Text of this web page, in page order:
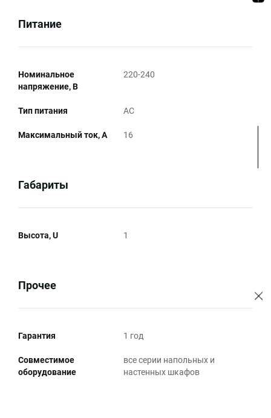
Питание
Номинальное
напряжение, В
220-240
Тип питания AC
Максимальный ток, А 16
Габариты
Высота, U 1
Прочее
Гарантия 1 год
Совместимое
оборудование
все серии напольных и
настенных шкафов